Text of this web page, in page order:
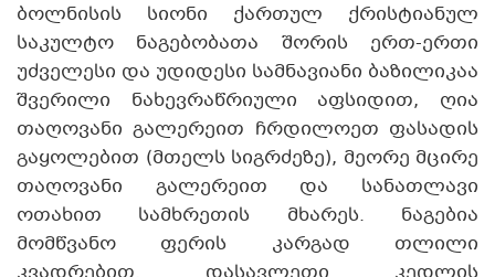
ბოლნისის სიონი ქართულ ქრისტიანულ
საკულტო ნაგებობათა შორის ერთ-ერთი
უძველესი და უდიდესი სამნავიანი ბაზილიკაა
შვერილი ნახევრაწრიული აფსიდით, ღია
თაღოვანი გალერეით ჩრდილოეთ ფასადის
გაყოლებით (მთელს სიგრძეზე), მეორე მცირე
თაღოვანი გალერეით და სანათლავი
ოთახით სამხრეთის მხარეს. ნაგებია
მომწვანო ფერის კარგად თლილი